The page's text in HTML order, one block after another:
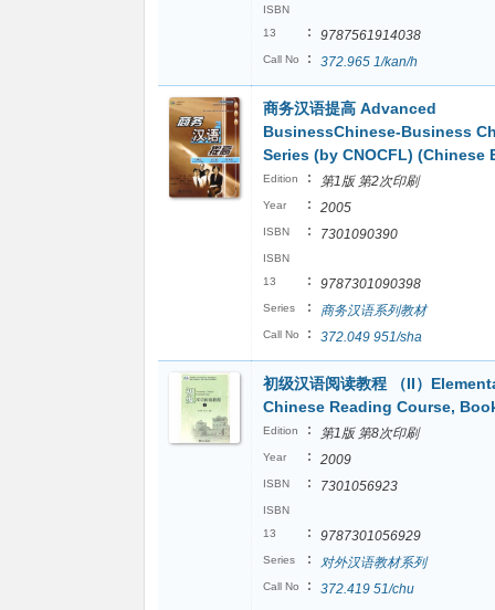
ISBN
13
: 9787561914038
Call No : 372.965 1/kan/h
商务汉语提高 Advanced
BusinessChinese-Business
Series (by CNOCFL) (Chinese
Edition : 第1版 第2次印刷
Year : 2005
ISBN : 7301090390
ISBN
13
: 9787301090398
Series : 商务汉语系列教材
Call No : 372.049 951/sha
初级汉语阅读教程 （II）
Chinese Reading Course,
Edition : 第1版 第8次印刷
Year : 2009
ISBN : 7301056923
ISBN
13
: 9787301056929
Series : 对外汉语教材系列
Call No : 372.419 51/chu